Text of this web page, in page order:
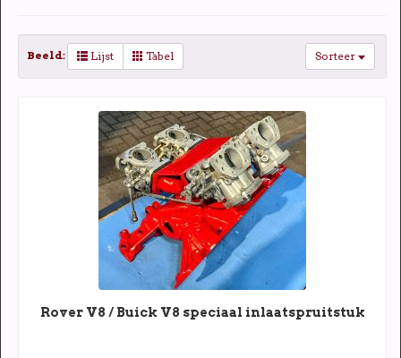
Sorteer
Beeld: Lijst Tabel
Rover V8 / Buick V8 speciaal inlaatspruitstuk